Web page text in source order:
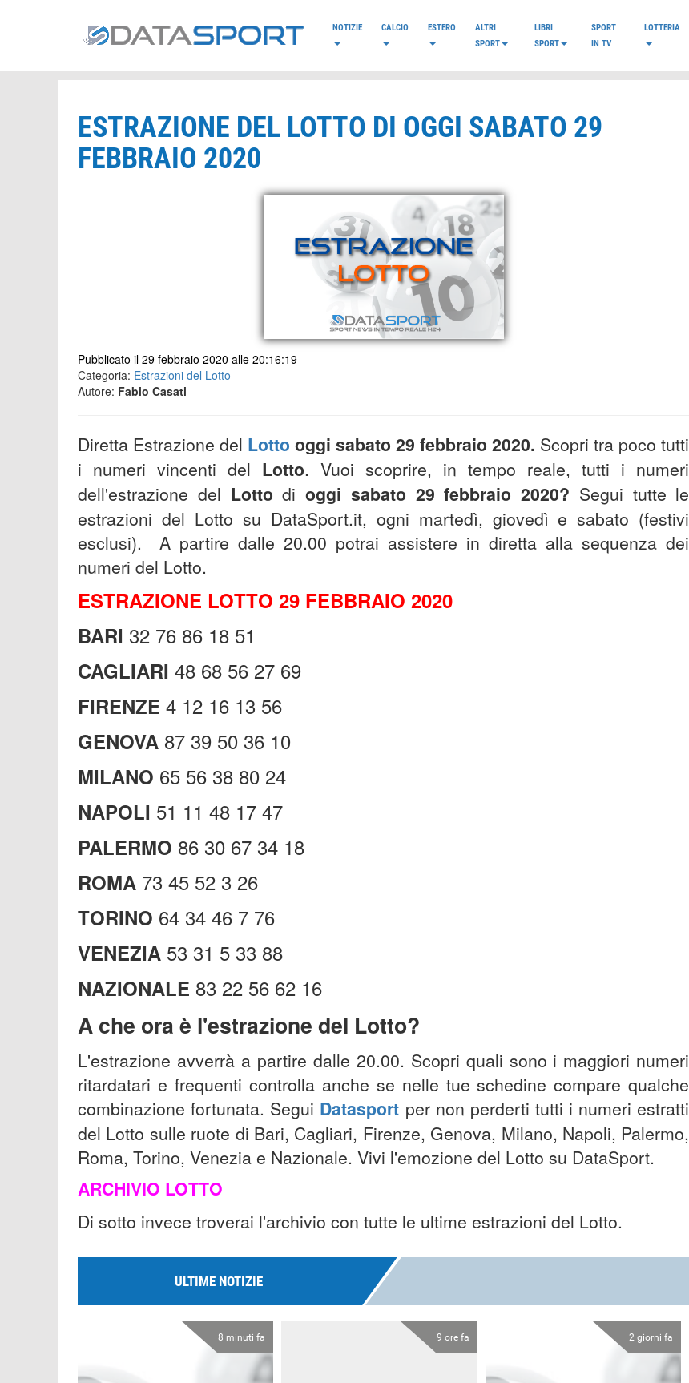
NOTIZIE CALCIO ESTERO
ALTRI
SPORT
LIBRI
SPORT
SPORT
IN TV
LOTTERIA
ESTRAZIONE DEL LOTTO DI OGGI SABATO 29
FEBBRAIO 2020
Pubblicato il 29 febbraio 2020 alle 20:16:19
Categoria: Estrazioni del Lotto
Autore: Fabio Casati
Diretta Estrazione del Lotto oggi sabato 29 febbraio 2020. Scopri tra poco tutti
i numeri vincenti del Lotto.Vuoi scoprire, in tempo reale, tutti i numeri
dell'estrazione del Lotto dioggi sabato 29febbraio2020? Segui tutte le
estrazioni del Lotto su DataSport.it, ogni martedì, giovedì e sabato (festivi
esclusi). A partire dalle 20.00 potrai assistere in diretta alla sequenza dei
numeri del Lotto.
ESTRAZIONE LOTTO 29 FEBBRAIO 2020
BARI 32 76 86 18 51
CAGLIARI 48 68 56 27 69
FIRENZE 4 12 16 13 56
GENOVA 87 39 50 36 10
MILANO 65 56 38 80 24
NAPOLI 51 11 48 17 47
PALERMO 86 30 67 34 18
ROMA 73 45 52 3 26
TORINO 64 34 46 7 76
VENEZIA 53 31 5 33 88
NAZIONALE 83 22 56 62 16
A che ora è l'estrazione del Lotto?
L'estrazione avverrà a partire dalle 20.00. Scopri quali sono i maggiori numeri
ritardatari e frequenti controlla anche se nelle tue schedine compare qualche
combinazione fortunata. Segui Datasport per non perderti tutti i numeri estratti
del Lotto sulle ruote di Bari, Cagliari, Firenze, Genova, Milano, Napoli, Palermo,
Roma, Torino, Venezia e Nazionale. Vivi l'emozione del Lotto su DataSport.
ARCHIVIO LOTTO
Di sotto invece troverai l'archivio con tutte le ultime estrazioni del Lotto.
ULTIME NOTIZIE
8 minuti fa 9 ore fa 2 giorni fa